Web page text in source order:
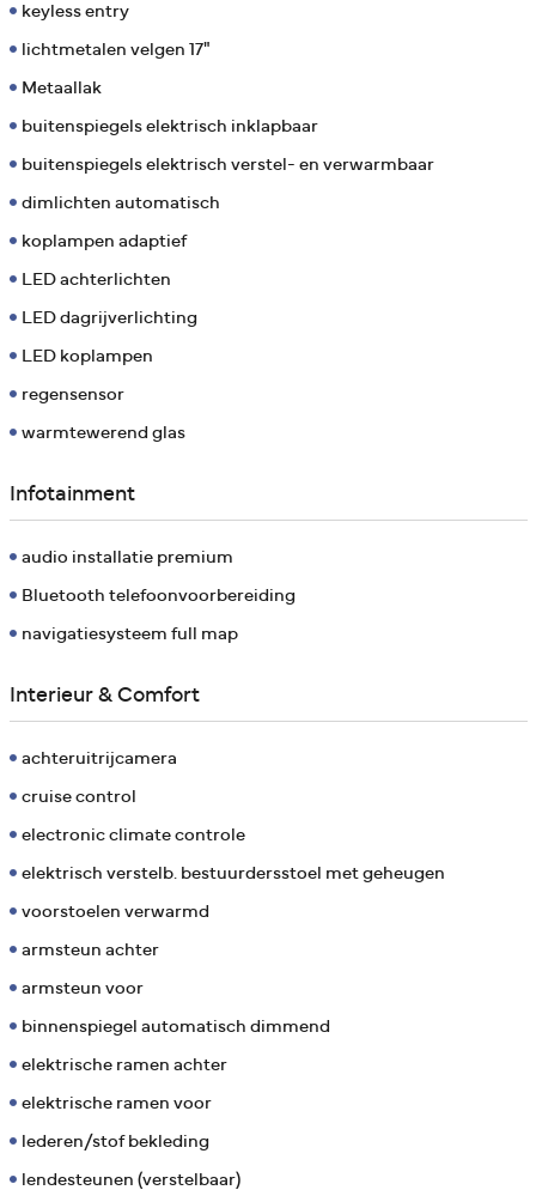
keyless entry
lichtmetalen velgen 17"
Metaallak
buitenspiegels elektrisch inklapbaar
buitenspiegels elektrisch verstel- en verwarmbaar
dimlichten automatisch
koplampen adaptief
LED achterlichten
LED dagrijverlichting
LED koplampen
regensensor
warmtewerend glas
Infotainment
audio installatie premium
Bluetooth telefoonvoorbereiding
navigatiesysteem full map
Interieur & Comfort
achteruitrijcamera
cruise control
electronic climate controle
elektrisch verstelb. bestuurdersstoel met geheugen
voorstoelen verwarmd
armsteun achter
armsteun voor
binnenspiegel automatisch dimmend
elektrische ramen achter
elektrische ramen voor
lederen/stof bekleding
lendesteunen (verstelbaar)